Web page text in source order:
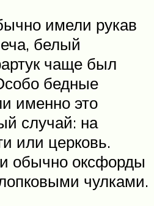
имели рукав
белый
чаще был
бедные
именно это
случай: на
или церковь.
обычно оксфорды
чулками.